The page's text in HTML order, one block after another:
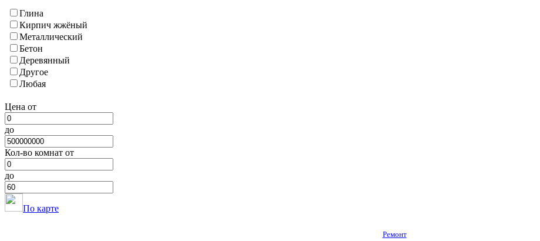
Куляб(г.)
Кумсангир
Кушониён (Бохтар)
Муминабад
Н. Хусрав
Нурек
Сарбанд
Фархар
Хавалинг
Хамадони
Хурасан
Шаартуз
Шураабад
Яван
ГБАО
Вяндж
Дарваз
Глина
Кирпич жжёный
Металлический
Бетон
Деревянный
Другое
Любая
Цена от
до
Кол-во комнат от
до
По карте
Ремонт